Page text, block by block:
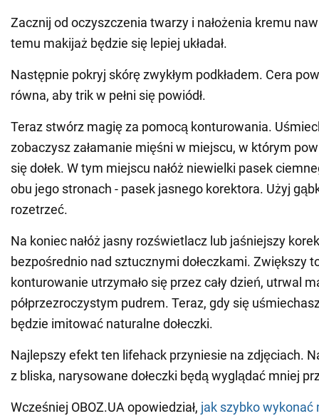
Zacznij od oczyszczenia twarzy i nałożenia kremu
temu makijaż będzie się lepiej układał.
Następnie pokryj skórę zwykłym podkładem. Cera
równa, aby trik w pełni się powiódł.
Teraz stwórz magię za pomocą konturowania.
zobaczysz załamanie mięśni w miejscu, w którym
się dołek. W tym miejscu nałóż niewielki pasek
obu jego stronach - pasek jasnego korektora. Użyj
rozetrzeć.
Na koniec nałóż jasny rozświetlacz lub jaśniejszy
bezpośrednio nad sztucznymi dołeczkami. Zwiększy
konturowanie utrzymało się przez cały dzień, utrwal
półprzezroczystym pudrem. Teraz, gdy się
będzie imitować naturalne dołeczki.
Najlepszy efekt ten lifehack przyniesie na zdjęciach.
z bliska, narysowane dołeczki będą wyglądać mniej
Wcześniej OBOZ.UA opowiedział, jak szybko wykonać